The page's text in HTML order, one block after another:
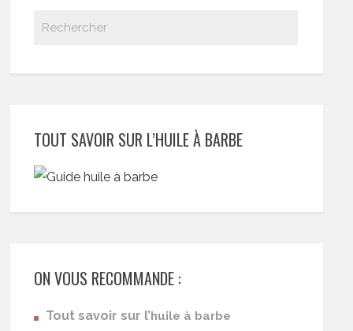
TOUT SAVOIR SUR L’HUILE À BARBE
ON VOUS RECOMMANDE :
Tout savoir sur l’ huile à barbe